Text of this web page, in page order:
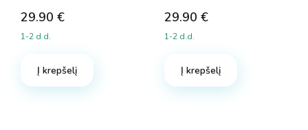
29.90 €
1-2 d.d.
Į krepšelį
29.90 €
1-2 d.d.
Į krepšelį